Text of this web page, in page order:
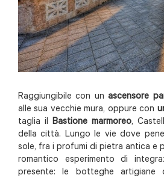
Raggiungibile con unascensore
alle sua vecchie mura, oppure con
taglia ilBastione marmoreo,
della città. Lungo le vie dove
sole, fra i profumi di pietra antica e
romantico esperimento di
presente: le botteghe artigiane